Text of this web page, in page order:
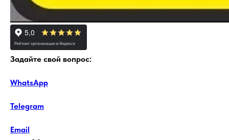
Задайте свой вопрос:
WhatsApp
Telegram
Email